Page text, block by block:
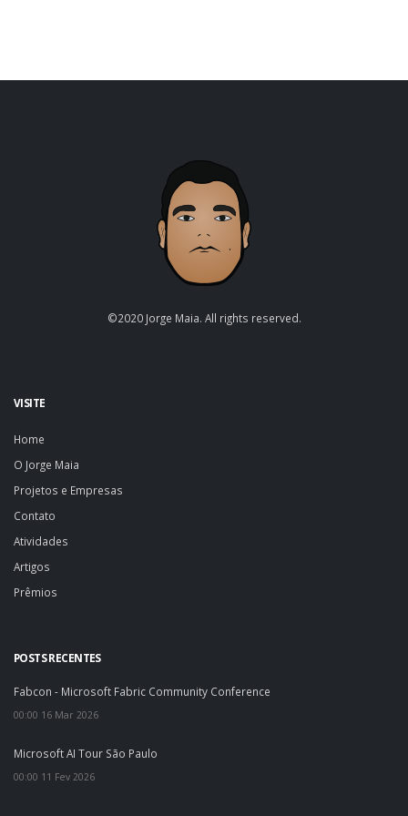
©2020 Jorge Maia. All rights reserved.
VISITE
Home
O Jorge Maia
Projetos e Empresas
Contato
Atividades
Artigos
Prêmios
POSTS RECENTES
Fabcon - Microsoft Fabric Community Conference
00:00 16 Mar 2026
Microsoft AI Tour São Paulo
00:00 11 Fev 2026